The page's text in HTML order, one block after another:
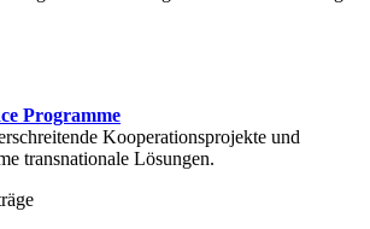
Programme
Kooperationsprojekte und
transnationale Lösungen.